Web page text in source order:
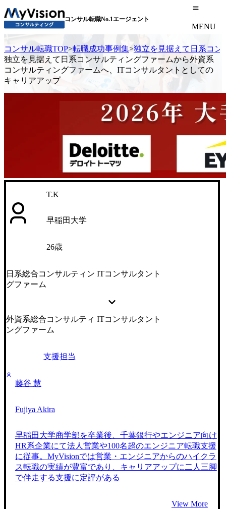
コンサル転職No.1エージェント
MENU
コンサル転職TOP>転職成功事例集>独立を見据えて日系コン
独立を見据えて日系コンサルティングファームから外資系
コンサルティングファームへ、ITコンサルタントとしての
キャリアアップ
T.K
早稲田大学
26歳
日系総合コンサルティン
グファーム
ITコンサルタント
外資系総合コンサルティ
ングファーム
ITコンサルタント
支援担当
藤谷 慧
Fujiya Akira
早稲田大学商学部を卒業後、千葉銀行やエンジニア向け
HR系企業にて法人営業や100名超のエンジニア転職支援
に従事。MyVisionでは営業・エンジニアからのハイクラ
ス転職の実績が豊富であり、キャリアアップに二人三脚
で伴走する支援に定評がある
View More